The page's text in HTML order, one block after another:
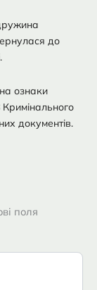
до
ознаки
документів.
поля